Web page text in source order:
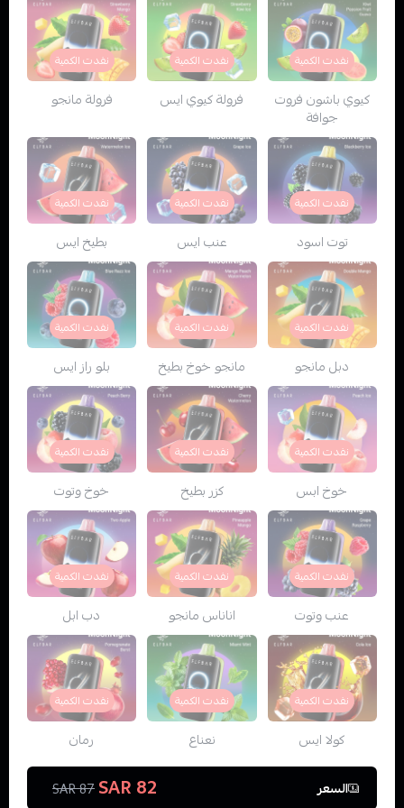
نفدت الكمية
كيوي باشون فروت
جوافة
نفدت الكمية
فرولة كيوي ايس
نفدت الكمية
فرولة مانجو
نفدت الكمية
توت اسود
نفدت الكمية
عنب ايس
نفدت الكمية
بطيخ ايس
نفدت الكمية
دبل مانجو
نفدت الكمية
مانجو خوخ بطيخ
نفدت الكمية
بلو راز ايس
نفدت الكمية
خوخ ابس
نفدت الكمية
كزر بطيخ
نفدت الكمية
خوخ وتوت
نفدت الكمية
عنب وتوت
نفدت الكمية
اناناس مانجو
نفدت الكمية
دب ابل
نفدت الكمية
كولا ايس
نفدت الكمية
نعناع
نفدت الكمية
رمان
السعر 82 SAR
87 SAR